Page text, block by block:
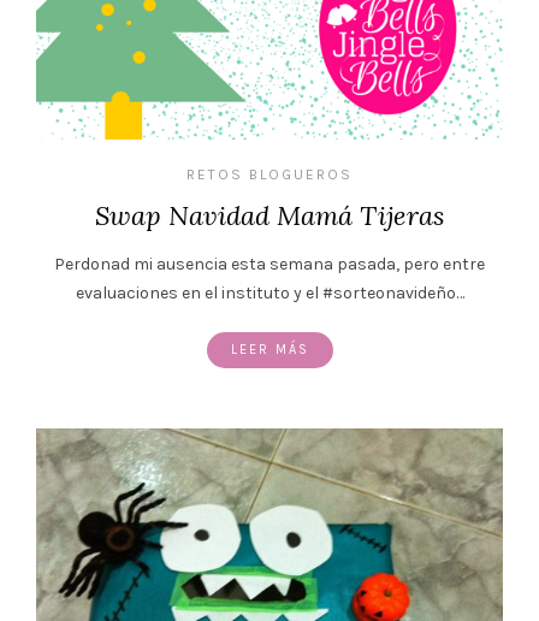
RETOS BLOGUEROS
Swap Navidad Mamá Tijeras
Perdonad mi ausencia esta semana pasada, pero entre
evaluaciones en el instituto y el #sorteonavideño…
LEER MÁS